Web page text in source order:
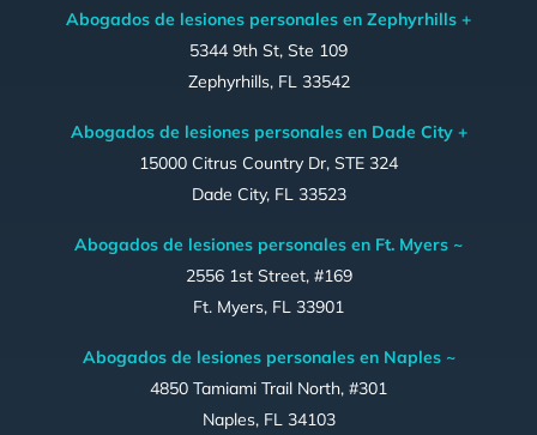
Abogados de lesiones personales en Zephyrhills +
5344 9th St, Ste 109
Zephyrhills, FL 33542
Abogados de lesiones personales en Dade City +
15000 Citrus Country Dr, STE 324
Dade City, FL 33523
Abogados de lesiones personales en Ft. Myers ~
2556 1st Street, #169
Ft. Myers, FL 33901
Abogados de lesiones personales en Naples ~
4850 Tamiami Trail North, #301
Naples, FL 34103